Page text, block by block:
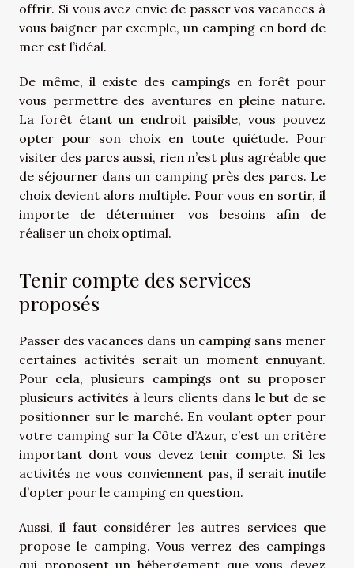
offrir. Si vous avez envie de passer vos vacances à
vous baigner par exemple, un camping en bord de
mer est l’idéal.
De même, il existe des campings en forêt pour
vous permettre des aventures en pleine nature.
La forêt étant un endroit paisible, vous pouvez
opter pour son choix en toute quiétude. Pour
visiter des parcs aussi, rien n’est plus agréable que
de séjourner dans un camping près des parcs. Le
choix devient alors multiple. Pour vous en sortir, il
importe de déterminer vos besoins afin de
réaliser un choix optimal.
Tenir compte des services
proposés
Passer des vacances dans un camping sans mener
certaines activités serait un moment ennuyant.
Pour cela, plusieurs campings ont su proposer
plusieurs activités à leurs clients dans le but de se
positionner sur le marché. En voulant opter pour
votre camping sur la Côte d’Azur, c’est un critère
important dont vous devez tenir compte. Si les
activités ne vous conviennent pas, il serait inutile
d’opter pour le camping en question.
Aussi, il faut considérer les autres services que
propose le camping. Vous verrez des campings
qui proposent un hébergement que vous devez